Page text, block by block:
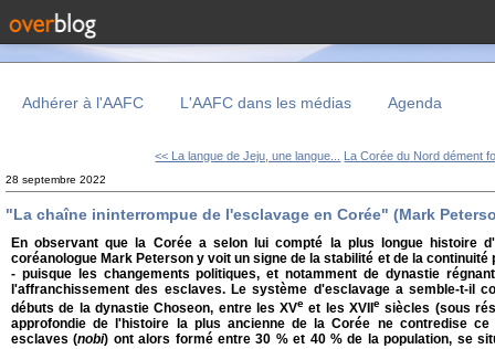
Adhérer à l'AAFC L'AAFC dans les médias Agenda
<< La langue de Jeju, une langue... La Corée du Nord dément
28 septembre 2022
"La chaîne ininterrompue de l'esclavage en Corée" (Mark
En observant que la Corée a selon lui compté la plus longue histoire
coréanologue Mark Peterson y voit un signe de la stabilité et de la continuité
- puisque les changements politiques, et notamment de dynastie
l'affranchissement des esclaves. Le système d'esclavage a semble-t-il
débuts de la dynastie Choseon, entre les XVe et les XVIIe siècles (sous
approfondie de l'histoire la plus ancienne de la Corée ne contredise
esclaves (nobi) ont alors formé entre 30 % et 40 % de la population, se